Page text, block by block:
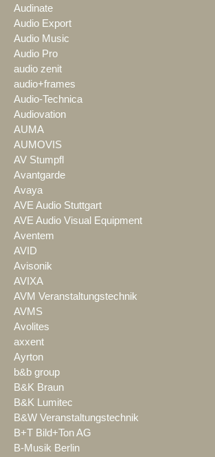
Audinate
Audio Export
Audio Music
Audio Pro
audio zenit
audio+frames
Audio-Technica
Audiovation
AUMA
AUMOVIS
AV Stumpfl
Avantgarde
Avaya
AVE Audio Stuttgart
AVE Audio Visual Equipment
Aventem
AVID
Avisonik
AVIXA
AVM Veranstaltungstechnik
AVMS
Avolites
axxent
Ayrton
b&b group
B&K Braun
B&K Lumitec
B&W Veranstaltungstechnik
B+T Bild+Ton AG
B-Musik Berlin